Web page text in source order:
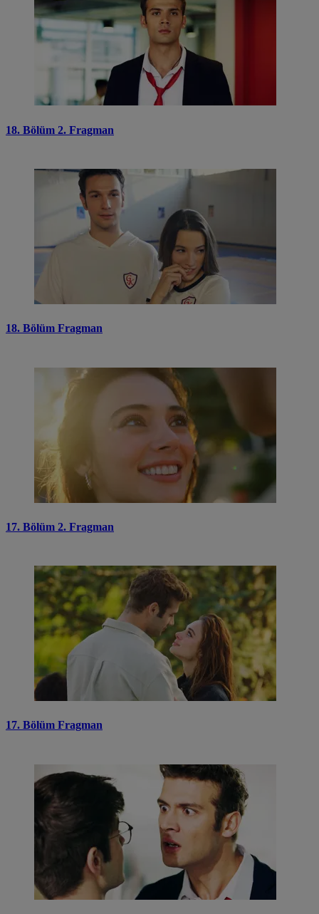
18. Bölüm 2. Fragman
18. Bölüm Fragman
17. Bölüm 2. Fragman
17. Bölüm Fragman